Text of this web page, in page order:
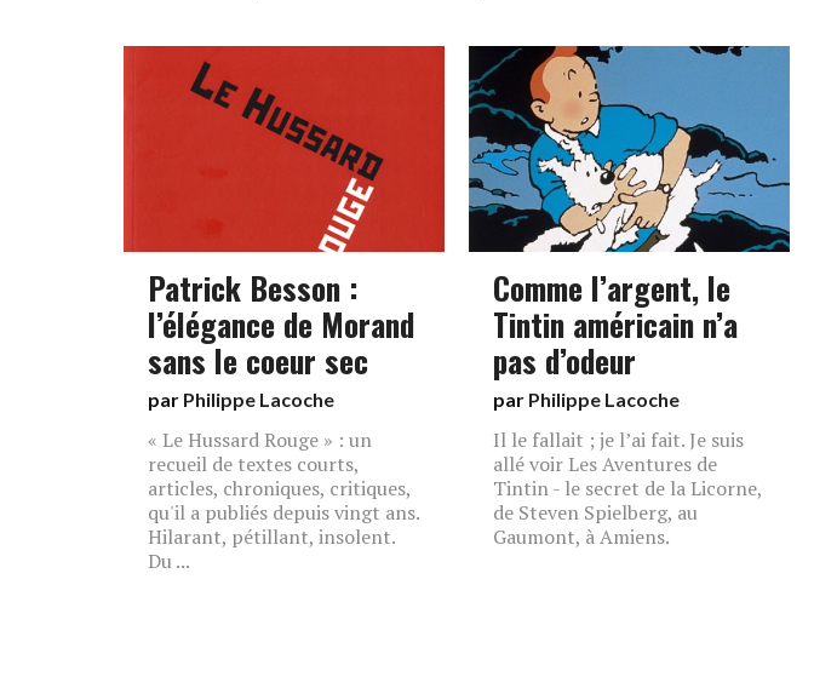
Patrick Besson :
l’élégance de Morand
sans le coeur sec
par Philippe Lacoche
« Le Hussard Rouge » : un
recueil de textes courts,
articles, chroniques, critiques,
qu'il a publiés depuis vingt ans.
Hilarant, pétillant, insolent.
Du ...
Comme l’argent, le
Tintin américain n’a
pas d’odeur
par Philippe Lacoche
Il le fallait ; je l’ai fait. Je suis
allé voir Les Aventures de
Tintin - le secret de la Licorne,
de Steven Spielberg, au
Gaumont, à Amiens.